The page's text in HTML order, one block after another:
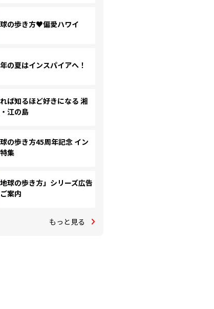
の歩き方♥偏愛ハワイ
の夏はインスパイアへ！
ば知るほど好きになる 湘
江の島
の歩き方45周年記念 イン
集
地球の歩き方」シリーズ広告
案内
もっと見る